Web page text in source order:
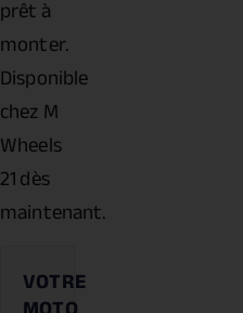
prêt à
monter.
Disponible
chez M
Wheels
21 dès
maintenant.